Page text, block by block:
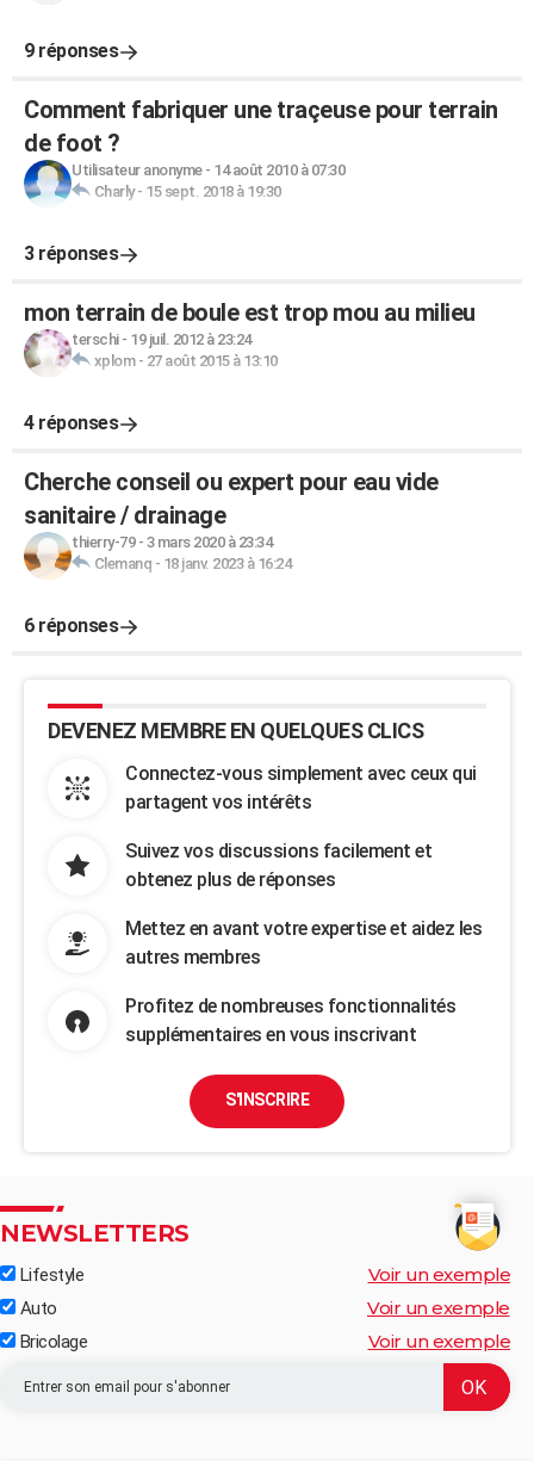
9 réponses
Comment fabriquer une traçeuse pour terrain
de foot ?
Utilisateur anonyme- 14 août 2010 à 07:30
Charly- 15 sept. 2018 à 19:30
3 réponses
mon terrain de boule est trop mou au milieu
terschi- 19 juil. 2012 à 23:24
xplom- 27 août 2015 à 13:10
4 réponses
Cherche conseil ou expert pour eau vide
sanitaire / drainage
thierry-79- 3 mars 2020 à 23:34
Clemanq - 18 janv. 2023 à 16:24
6 réponses
DEVENEZ MEMBRE EN QUELQUES CLICS
Connectez-vous simplement avec ceux qui
partagent vos intérêts
Suivez vos discussions facilement et
obtenez plus de réponses
Mettez en avant votre expertise et aidez les
autres membres
Profitez de nombreuses fonctionnalités
supplémentaires en vous inscrivant
S'INSCRIRE
NEWSLETTERS
Lifestyle Voir un exemple
Auto Voir un exemple
Bricolage Voir un exemple